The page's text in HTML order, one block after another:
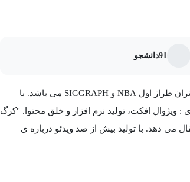
91دانشجو
کرگ بار ، مولف و معلم راهنما در فضای 3d است که سخنران طراز اول NBA و SIGGRAPH می باشد. با
ویژوال افکت، تولید نرم افزار و خلق محتوا. "کرگ
می دهد. با تولید بیش از صد ویدئو درباره ی